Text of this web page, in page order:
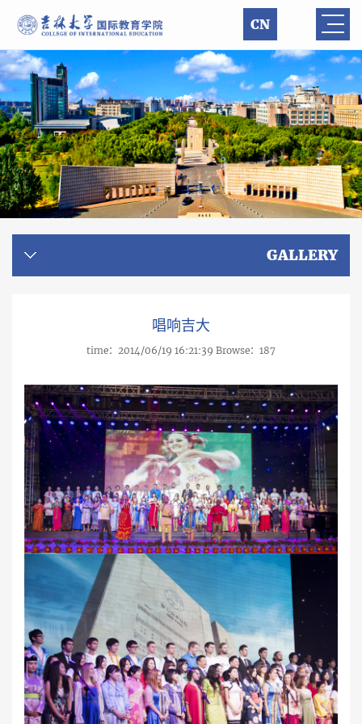
CN
GALLERY
唱响吉大
time：2014/06/19 16:21:39 Browse： 187